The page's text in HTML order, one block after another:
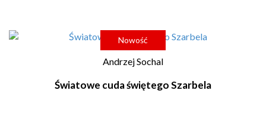
Nowość
Andrzej Sochal
Światowe cuda świętego Szarbela